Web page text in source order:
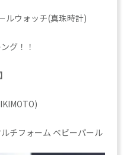
ルウォッチ(真珠時計)
グ！！
チフォーム ベビーパール